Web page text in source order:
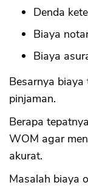
Denda
Biaya
Biaya
Besarnya
pinjaman.
Berapa
WOM agar
akurat.
Masalah biaya